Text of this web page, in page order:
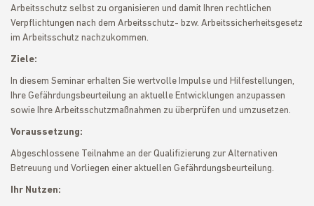
Arbeitsschutz selbst zu organisieren und damit Ihren rechtlichen
Verpflichtungen nach dem Arbeitsschutz- bzw. Arbeitssicherheitsgesetz
im Arbeitsschutz nachzukommen.
Ziele:
In diesem Seminar erhalten Sie wertvolle Impulse und Hilfestellungen,
Ihre Gefährdungsbeurteilung an aktuelle Entwicklungen anzupassen
sowie Ihre Arbeitsschutzmaßnahmen zu überprüfen und umzusetzen.
Voraussetzung:
Abgeschlossene Teilnahme an der Qualifizierung zur Alternativen
Betreuung und Vorliegen einer aktuellen Gefährdungsbeurteilung.
Ihr Nutzen: